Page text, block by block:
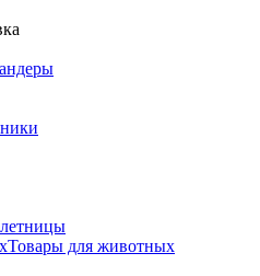
Товары для животных